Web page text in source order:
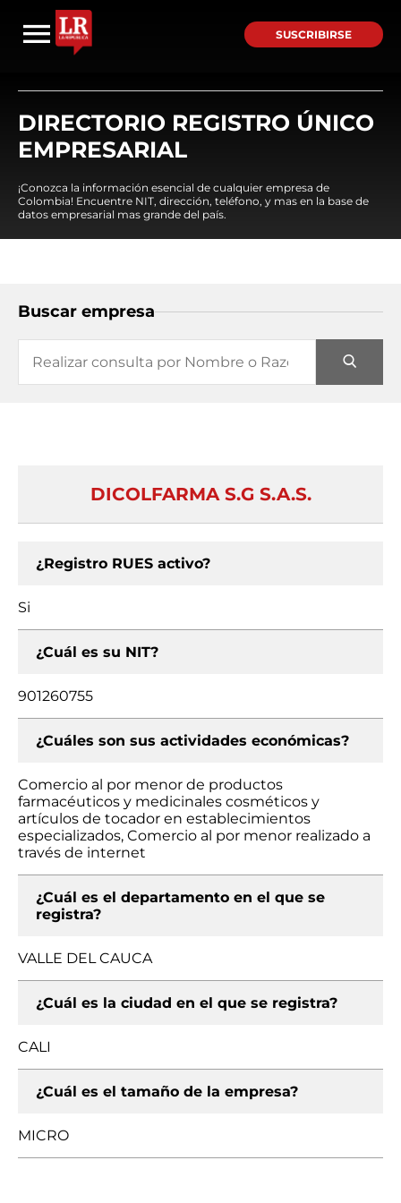
SUSCRIBIRSE
DIRECTORIO REGISTRO ÚNICO
EMPRESARIAL
¡Conozca la información esencial de cualquier empresa de
Colombia! Encuentre NIT, dirección, teléfono, y mas en la base de
datos empresarial mas grande del país.
Buscar empresa
DICOLFARMA S.G S.A.S.
¿Registro RUES activo?
Si
¿Cuál es su NIT?
901260755
¿Cuáles son sus actividades económicas?
Comercio al por menor de productos
farmacéuticos y medicinales cosméticos y
artículos de tocador en establecimientos
especializados, Comercio al por menor realizado a
través de internet
¿Cuál es el departamento en el que se
registra?
VALLE DEL CAUCA
¿Cuál es la ciudad en el que se registra?
CALI
¿Cuál es el tamaño de la empresa?
MICRO